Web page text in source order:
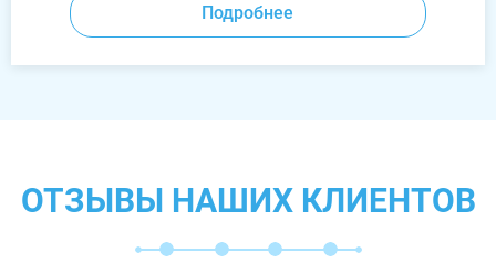
Подробнее
ОТЗЫВЫ НАШИХ КЛИЕНТОВ